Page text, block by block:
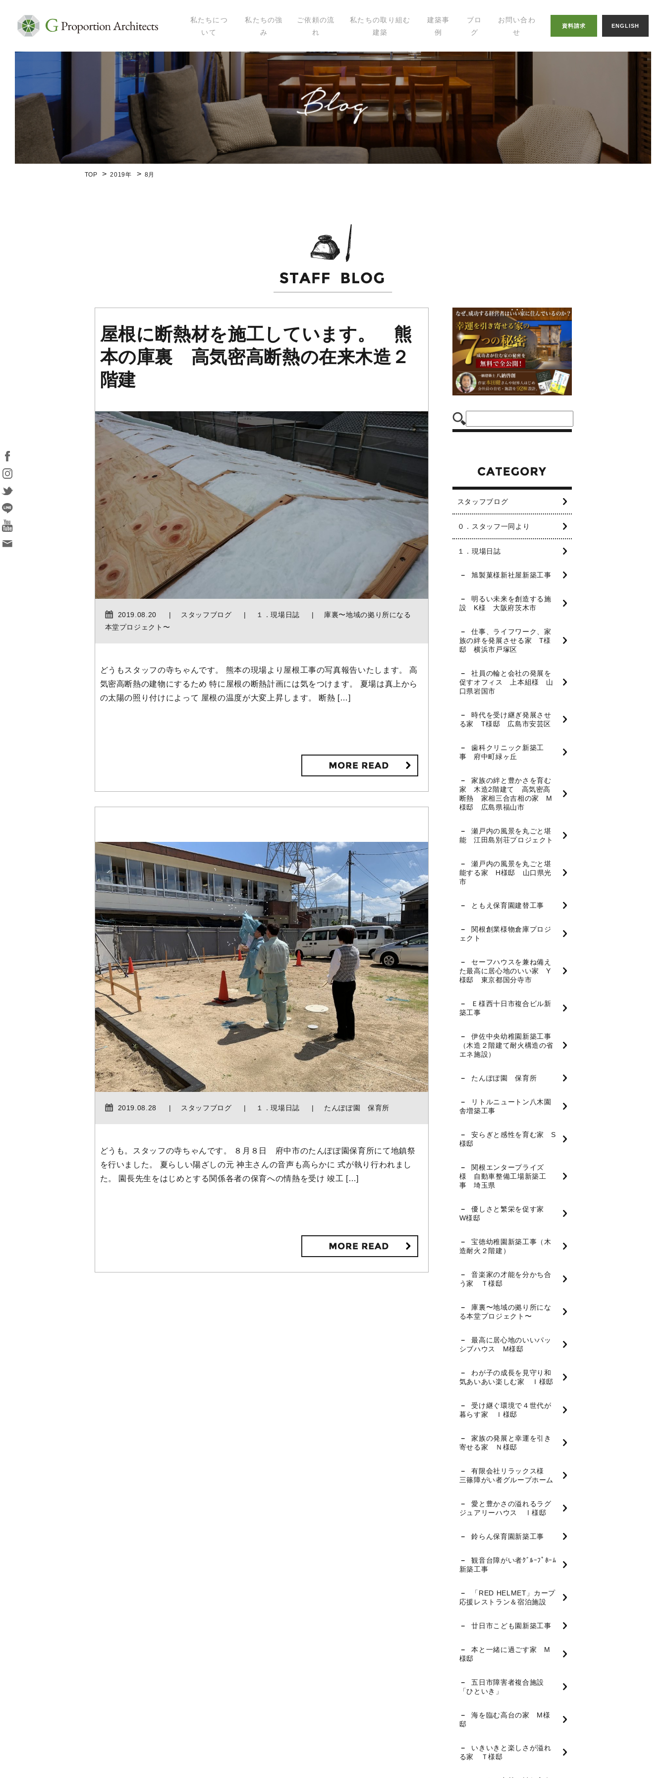
私たちにつ
いて
私たちについて
代表プロフィール
セミナー・講演
メディア掲載
会社概要
私たちの強
み
ご依頼の流
れ
私たちの取り組む
建築
建築事
例
ブロ
グ
幸せの家づくりの
八納ブログ
スタッフグログ
お問い合わ
せ
資料請求 ENGLISH
TOP 2019年 8月
屋根に断熱材を施工しています。 熊
本の庫裏 高気密高断熱の在来木造２
階建
2019.08.20 スタッフブログ １．現場日誌
庫裏〜地域の拠り所になる
本堂プロジェクト〜
どうもスタッフの寺ちゃんです。 熊本の現場より屋根工事の写真報告いたします。 高
気密高断熱の建物にするため 特に屋根の断熱計画には気をつけます。 夏場は真上から
の太陽の照り付けによって 屋根の温度が大変上昇します。 断熱 […]
2019.08.28 スタッフブログ １．現場日誌 たんぽぽ園 保育所
どうも。スタッフの寺ちゃんです。 ８月８日 府中市のたんぽぽ園保育所にて地鎮祭
を行いました。 夏らしい陽ざしの元 神主さんの音声も高らかに 式が執り行われまし
た。 園長先生をはじめとする関係各者の保育への情熱を受け 竣工 […]
スタッフブログ
０．スタッフ一同より
１．現場日誌
旭製菓様新社屋新築工事
明るい未来を創造する施
設 K様 大阪府茨木市
仕事、ライフワーク、家
族の絆を発展させる家 T様
邸 横浜市戸塚区
社員の輪と会社の発展を
促すオフィス 上本組様 山
口県岩国市
時代を受け継ぎ発展させ
る家 T様邸 広島市安芸区
歯科クリニック新築工
事 府中町緑ヶ丘
家族の絆と豊かさを育む
家 木造2階建て 高気密高
断熱 家相三合吉相の家 M
様邸 広島県福山市
瀬戸内の風景を丸ごと堪
能 江田島別荘プロジェクト
瀬戸内の風景を丸ごと堪
能する家 H様邸 山口県光
市
ともえ保育園建替工事
関根創業様物倉庫プロジ
ェクト
セーフハウスを兼ね備え
た最高に居心地のいい家 Y
様邸 東京都国分寺市
Ｅ様西十日市複合ビル新
築工事
伊佐中央幼稚園新築工事
（木造２階建て耐火構造の省
エネ施設）
たんぽぽ園 保育所
リトルニュートン八木園
舎増築工事
安らぎと感性を育む家 S
様邸
関根エンタープライズ
様 自動車整備工場新築工
事 埼玉県
優しさと繁栄を促す家
W様邸
宝徳幼稚園新築工事（木
造耐火２階建）
音楽家の才能を分かち合
う家 Ｔ様邸
庫裏〜地域の拠り所にな
る本堂プロジェクト〜
最高に居心地のいいパッ
シブハウス M様邸
わが子の成長を見守り和
気あいあい楽しむ家 Ｉ様邸
受け継ぐ環境で４世代が
暮らす家 Ｉ様邸
家族の発展と幸運を引き
寄せる家 Ｎ様邸
有限会社リラックス様
三篠障がい者グループホーム
愛と豊かさの溢れるラグ
ジュアリーハウス Ⅰ様邸
鈴らん保育園新築工事
観音台障がい者ｸﾞﾙｰﾌﾟﾎｰﾑ
新築工事
「RED HELMET」カープ
応援レストラン＆宿泊施設
廿日市こども園新築工事
本と一緒に過ごす家 M
様邸
五日市障害者複合施設
「ひといき」
海を臨む高台の家 M様
邸
いきいきと楽しさが溢れ
る家 Ｔ様邸